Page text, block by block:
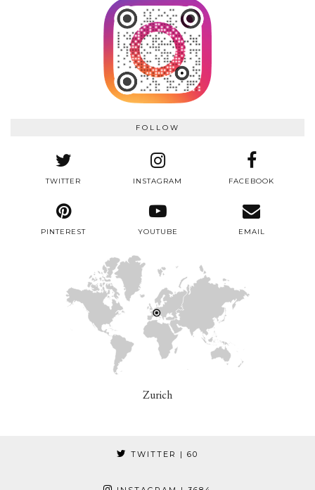
FOLLOW
TWITTER INSTAGRAM FACEBOOK
PINTEREST YOUTUBE EMAIL
Zurich
TWITTER | 60